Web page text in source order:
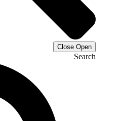
Close Open
Search